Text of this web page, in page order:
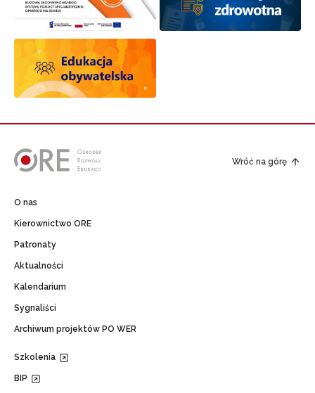
Wróć na górę
O nas
Kierownictwo ORE
Patronaty
Aktualności
Kalendarium
Sygnaliści
Archiwum projektów PO WER
Szkolenia
BIP